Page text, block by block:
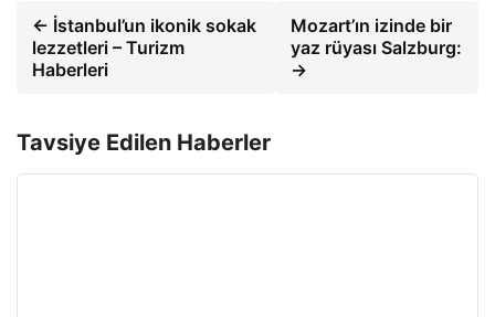
← İstanbul’un ikonik sokak
lezzetleri – Turizm
Haberleri
Mozart’ın izinde bir
yaz rüyası Salzburg:
→
Tavsiye Edilen Haberler